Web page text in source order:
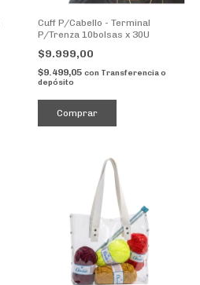
Cuff P/Cabello - Terminal
P/Trenza 10bolsas x 30U
$9.999,00
$9.499,05 con Transferencia o
depósito
Comprar